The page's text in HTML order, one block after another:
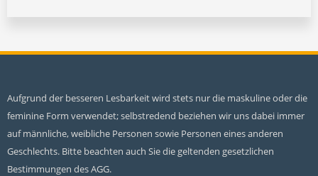
Aufgrund der besseren Lesbarkeit wird stets nur die maskuline oder die
feminine Form verwendet; selbstredend beziehen wir uns dabei immer
auf männliche, weibliche Personen sowie Personen eines anderen
Geschlechts. Bitte beachten auch Sie die geltenden gesetzlichen
Bestimmungen des AGG.